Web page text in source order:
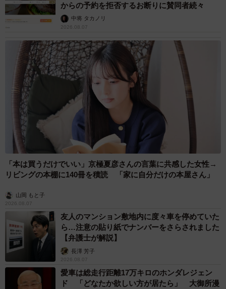
からの予約を拒否するお断りに賛同者続々
中将 タカノリ
2026.08.07
「本は買うだけでいい」京極夏彦さんの言葉に共感した女性→
リビングの本棚に140冊を積読 「家に自分だけの本屋さん」
山岡 もと子
2026.08.07
友人のマンション敷地内に度々車を停めていた
ら…注意の貼り紙でナンバーをさらされました
【弁護士が解説】
長澤 芳子
2026.08.07
愛車は総走行距離17万キロのホンダレジェン
ド 「どなたか欲しい方が居たら」 大御所漫